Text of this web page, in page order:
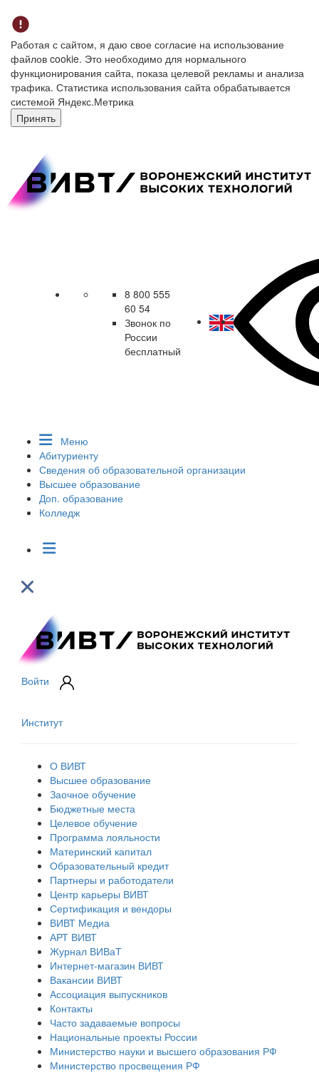
Работая с сайтом, я даю свое согласие на использование
файлов cookie. Это необходимо для нормального
функционирования сайта, показа целевой рекламы и анализа
трафика. Статистика использования сайта обрабатывается
системой Яндекс.Метрика
Принять
8 800 555
60 54
Звонок по
России
бесплатный
Меню
Абитуриенту
Сведения об образовательной организации
Высшее образование
Доп. образование
Колледж
Войти
Институт
О ВИВТ
Высшее образование
Заочное обучение
Бюджетные места
Целевое обучение
Программа лояльности
Материнский капитал
Образовательный кредит
Партнеры и работодатели
Центр карьеры ВИВТ
Сертификация и вендоры
ВИВТ Медиа
АРТ ВИВТ
Журнал ВИВаТ
Интернет-магазин ВИВТ
Вакансии ВИВТ
Ассоциация выпускников
Контакты
Часто задаваемые вопросы
Национальные проекты России
Министерство науки и высшего образования РФ
Министерство просвещения РФ